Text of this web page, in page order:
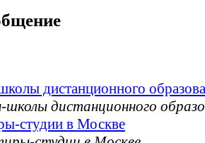
дистанционного
студии в Москве